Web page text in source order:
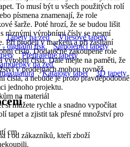
To musí být u všech použitých rolí
písmena znamenají, že role
šarže. Poté hrozí, že se budou lišit
různými výrobními čísly se nesmí
Při prodeji v marketu a při zasílání
číslo. Dodatečně zakoupené role
výrobní čísla. Dále mějte na paměti, že
v prodejnách mohou rovněž
čísla, a nebude je proto pravděpodobně
jednoho projektu.
na materiál
si můžete rychle a snadno vypočítat
tapet a zjistit tak přesné množství pro
cm
Tapety na zeď
Vliesové tapety
- digitální tisk
Samolepicí tapety
Přetiratelné tapety
na zeď
Katalogy tapet
3D tapety
i od zákazníků, kteří zboží